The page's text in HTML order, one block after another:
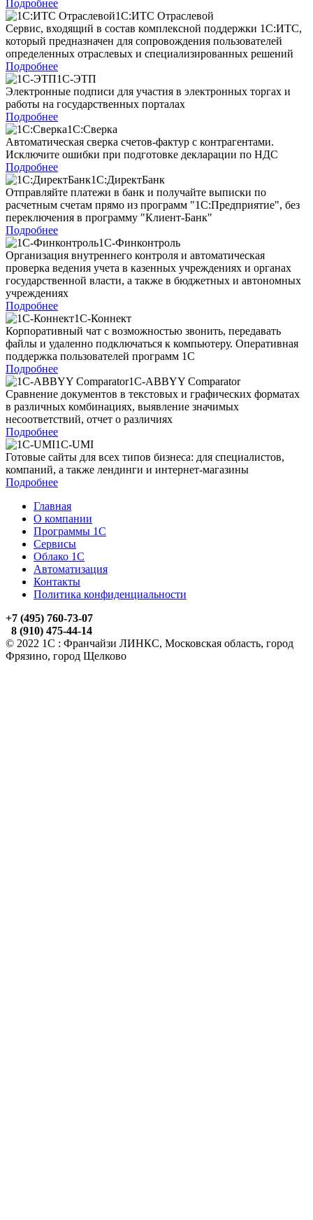
Подробнее
1С:ИТС Отраслевой
Сервис, входящий в состав комплексной поддержки 1С:ИТС,
который предназначен для сопровождения пользователей
определенных отраслевых и специализированных решений
Подробнее
1С-ЭТП
Электронные подписи для участия в электронных торгах и
работы на государственных порталах
Подробнее
1С:Сверка
Автоматическая сверка счетов-фактур с контрагентами.
Исключите ошибки при подготовке декларации по НДС
Подробнее
1С:ДиректБанк
Отправляйте платежи в банк и получайте выписки по
расчетным счетам прямо из программ "1С:Предприятие", без
переключения в программу "Клиент-Банк"
Подробнее
1С-Финконтроль
Организация внутреннего контроля и автоматическая
проверка ведения учета в казенных учреждениях и органах
государственной власти, а также в бюджетных и автономных
учреждениях
Подробнее
1С-Коннект
Корпоративный чат с возможностью звонить, передавать
файлы и удаленно подключаться к компьютеру. Оперативная
поддержка пользователей программ 1С
Подробнее
1C-ABBYY Comparator
Сравнение документов в текстовых и графических форматах
в различных комбинациях, выявление значимых
несоответствий, отчет о различиях
Подробнее
1C-UMI
Готовые сайты для всех типов бизнеса: для специалистов,
компаний, а также лендинги и интернет-магазины
Подробнее
Главная
О компании
Программы 1С
Сервисы
Облако 1С
Автоматизация
Контакты
Политика конфиденциальности
+7 (495) 760-73-07
8 (910) 475-44-14
© 2022 1С : Франчайзи ЛИНКС, Московская область, город
Фрязино, город Щелково